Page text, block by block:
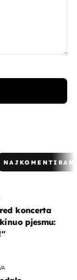
koncerta
pjesmu: